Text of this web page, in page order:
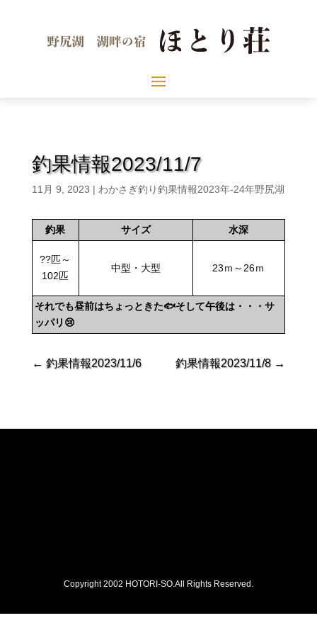
釣果情報2023/11/7
11月 9, 2023 | わかさぎ釣り釣果情報2023年-24年野尻湖
釣果 サイズ 水深
??匹～
102匹
中型・大型 23ｍ～26ｍ
それでも昼前はちょっときた🐟そして午後は・・・サ
ッパリ😢
← 釣果情報2023/11/6 釣果情報2023/11/8 →
Copyright 2002 HOTORI-SO.All Rights Reserved.